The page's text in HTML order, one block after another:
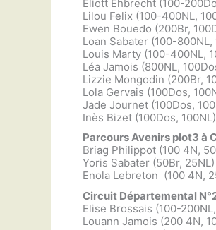
Eliott Ehbrecht (100-
Lilou Felix (100-400NL,
Ewen Bouedo (200Br,
Loan Sabater (100-800NL,
Louis Marty (100-400NL,
Léa Jamois (800NL,
Lizzie Mongodin (200Br,
Lola Gervais (100Dos,
Jade Journet (100Dos,
Inès Bizet (100Dos, 100NL)
Parcours Avenirs plot3 à
Briag Philippot (100 4N,
Yoris Sabater (50Br, 25NL)
Enola Lebreton (100 4N,
Circuit Départemental
Elise Brossais (100-
Louann Jamois (200 4N,